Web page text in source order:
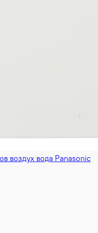
воздух вода Panasonic